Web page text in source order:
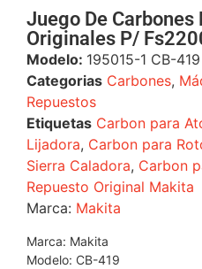
Juego De
Originales P/
Modelo: 195015-1 CB-419
Categorias Carbones,
Repuestos
Etiquetas Carbon para
Lijadora, Carbon para
Sierra Caladora, Carbon
Repuesto Original Makita
Marca: Makita
Marca: Makita
Modelo: CB-419